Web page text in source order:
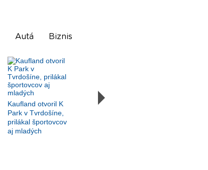
Autá Biznis
Kaufland otvoril K
Park v Tvrdošíne,
prilákal športovcov
aj mladých